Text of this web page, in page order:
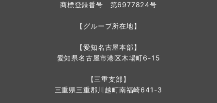
商標登録番号 第6977824号
【グループ所在地】
【愛知名古屋本部】
愛知県名古屋市港区木場町6-15
【三重支部】
三重県三重郡川越町南福崎641-3